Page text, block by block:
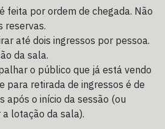
feita por ordem de chegada. Não
reservas.
até dois ingressos por pessoa.
da sala.
o público que já está vendo
para retirada de ingressos é de
após o início da sessão (ou
lotação da sala).